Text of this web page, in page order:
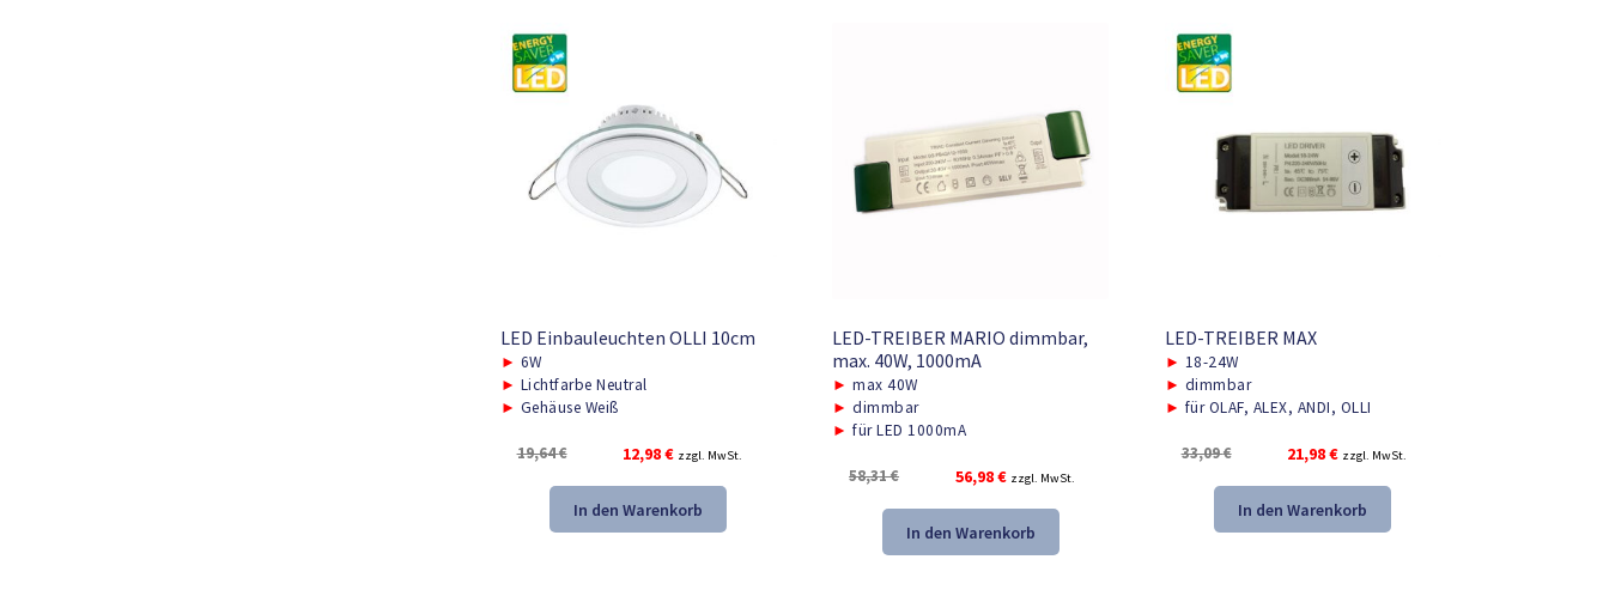
LED Einbauleuchten OLLI 10cm
► 6W
► Lichtfarbe Neutral
► Gehäuse Weiß
19,64€
Ursprünglicher
war:
19,64 €
12,98€Aktueller
ist:
12,98 €.
zzgl. MwSt.
In den Warenkorb
LED-TREIBER MARIO dimmbar,
max. 40W, 1000mA
► max 40W
► dimmbar
► für LED 1000mA
58,31€
Ursprünglicher
war:
58,31 €
56,98€Aktueller
ist:
56,98 €.
zzgl. MwSt.
In den Warenkorb
LED-TREIBER MAX
► 18-24W
► dimmbar
► für OLAF, ALEX, ANDI, OLLI
33,09€
Ursprünglicher
war:
33,09 €
21,98€Aktueller
ist:
21,98 €.
zzgl. MwSt.
In den Warenkorb